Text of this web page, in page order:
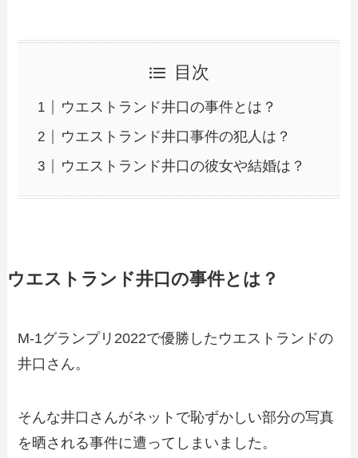
目次
ウエストランド井口の事件とは？
ウエストランド井口事件の犯人は？
ウエストランド井口の彼女や結婚は？
ウエストランド井口の事件とは？
M-1グランプリ2022で優勝したウエストランドの
井口さん。
そんな井口さんがネットで恥ずかしい部分の写真
を晒される事件に遭ってしまいました。